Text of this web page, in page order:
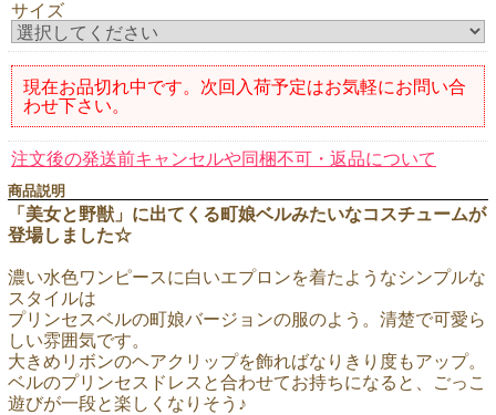
サイズ
現在お品切れ中です。次回入荷予定はお気軽にお問い合
わせ下さい。
注文後の発送前キャンセルや同梱不可・返品について
商品説明
「美女と野獣」に出てくる町娘ベルみたいなコスチュームが
登場しました☆
濃い水色ワンピースに白いエプロンを着たようなシンプルな
スタイルは
プリンセスベルの町娘バージョンの服のよう。清楚で可愛ら
しい雰囲気です。
大きめリボンのヘアクリップを飾ればなりきり度もアップ。
ベルのプリンセスドレスと合わせてお持ちになると、ごっこ
遊びが一段と楽しくなりそう♪